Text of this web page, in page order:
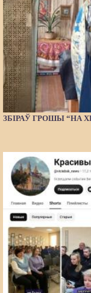
ЗБІРАЎ ГРОШЫ “НА